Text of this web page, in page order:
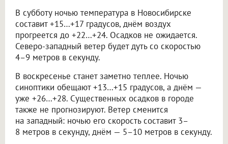
В субботу ночью температура в Новосибирске
составит +15…+17 градусов, днём воздух
прогреется до +22…+24. Осадков не ожидается.
Северо-западный ветер будет дуть со скоростью
4–9 метров в секунду.
В воскресенье станет заметно теплее. Ночью
синоптики обещают +13…+15 градусов, а днём —
уже +26…+28. Существенных осадков в городе
также не прогнозируют. Ветер сменится
на западный: ночью его скорость составит 3–
8 метров в секунду, днём — 5–10 метров в секунду.